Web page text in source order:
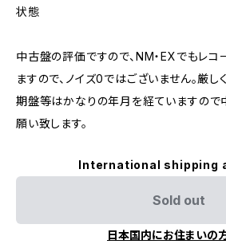
状態
中古盤の評価ですので、NM・EXでもレ
ますので、ノイズ0ではございません。厳
期盤等はかなりの年月を経ていますので
願い致します。
International shipping
Sold out
日本国内にお住まいの